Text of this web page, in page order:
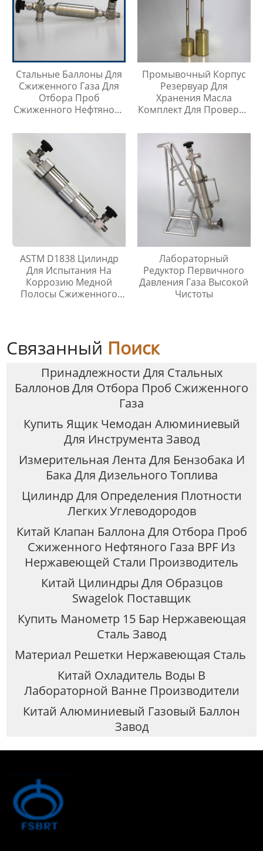
Стальные Баллоны Для
Сжиженного Газа Для
Отбора Проб
Сжиженного Нефтяного
Промывочный Корпус
Резервуар Для
Хранения Масла
Комплект Для Проверки
ASTM D1838 Цилиндр
Для Испытания На
Коррозию Медной
Полосы Сжиженного
Лабораторный
Редуктор Первичного
Давления Газа Высокой
Чистоты
Связанный Поиск
Принадлежности Для Стальных
Баллонов Для Отбора Проб Сжиженного
Газа
Купить Ящик Чемодан Алюминиевый
Для Инструмента Завод
Измерительная Лента Для Бензобака И
Бака Для Дизельного Топлива
Цилиндр Для Определения Плотности
Легких Углеводородов
Китай Клапан Баллона Для Отбора Проб
Сжиженного Нефтяного Газа BPF Из
Нержавеющей Стали Производитель
Китай Цилиндры Для Образцов
Swagelok Поставщик
Купить Манометр 15 Бар Нержавеющая
Сталь Завод
Материал Решетки Нержавеющая Сталь
Китай Охладитель Воды В
Лабораторной Ванне Производители
Китай Алюминиевый Газовый Баллон
Завод